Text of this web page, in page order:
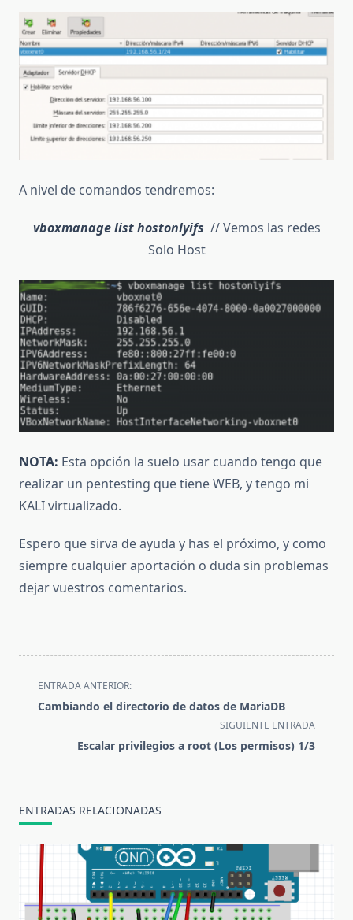
A nivel de comandos tendremos:
vboxmanage list hostonlyifs // Vemos las redes
Solo Host
NOTA: Esta opción la suelo usar cuando tengo que
realizar un pentesting que tiene WEB, y tengo mi
KALI virtualizado.
Espero que sirva de ayuda y has el próximo, y como
siempre cualquier aportación o duda sin problemas
dejar vuestros comentarios.
<span
class="nav-
text">Página</span>
ENTRADA ANTERIOR:
Cambiando el directorio de datos de MariaDB
SIGUIENTE ENTRADA
Escalar privilegios a root (Los permisos) 1/3
ENTRADAS RELACIONADAS